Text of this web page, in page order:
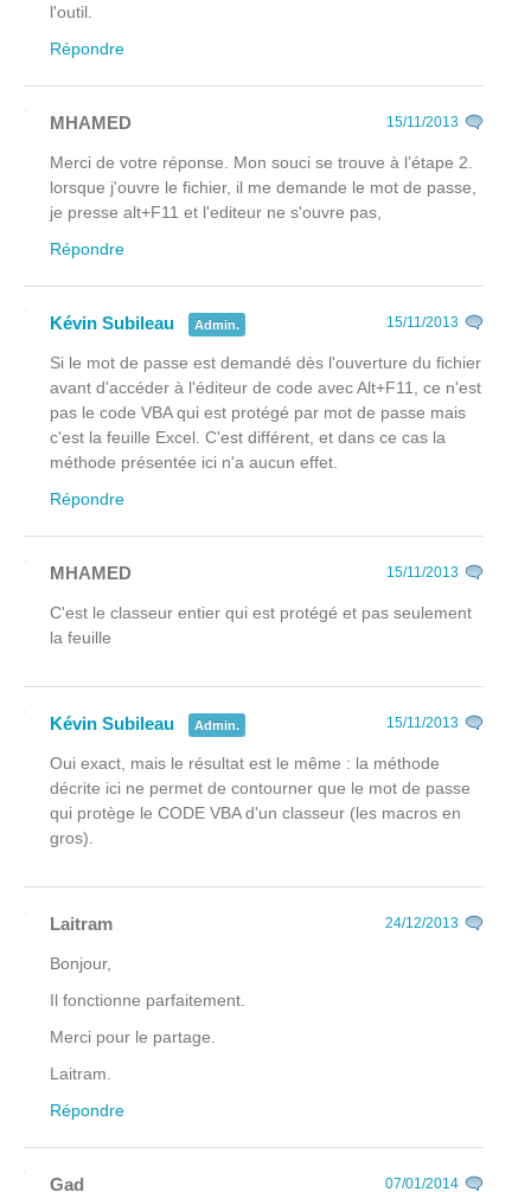
l'outil.
Répondre
MHAMED 15/11/2013
Merci de votre réponse. Mon souci se trouve à l’étape 2.
lorsque j'ouvre le fichier, il me demande le mot de passe,
je presse alt+F11 et l'editeur ne s'ouvre pas,
Répondre
Kévin Subileau Admin. 15/11/2013
Si le mot de passe est demandé dès l'ouverture du fichier
avant d'accéder à l'éditeur de code avec Alt+F11, ce n'est
pas le code VBA qui est protégé par mot de passe mais
c'est la feuille Excel. C'est différent, et dans ce cas la
méthode présentée ici n'a aucun effet.
Répondre
MHAMED 15/11/2013
C'est le classeur entier qui est protégé et pas seulement
la feuille
Kévin Subileau Admin. 15/11/2013
Oui exact, mais le résultat est le même : la méthode
décrite ici ne permet de contourner que le mot de passe
qui protège le CODE VBA d'un classeur (les macros en
gros).
Laitram 24/12/2013
Bonjour,
Il fonctionne parfaitement.
Merci pour le partage.
Laitram.
Répondre
Gad 07/01/2014